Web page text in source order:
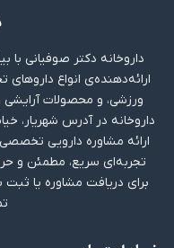
ارائه‌دهنده‌ی انواع
ورزشی، و محصولات آرایشی
داروخانه در آدرس شهریار،
ارائه مشاوره دارویی
تجربه‌ای سریع، مطمئن و